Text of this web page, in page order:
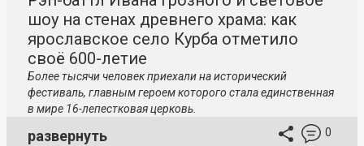
шоу на стенах древнего храма: как
ярославское село Курба отметило
своё 600-летие
Более тысячи человек приехали на исторический
фестиваль, главным героем которого стала единственная
в мире 16-лепестковая церковь.
развернуть 0